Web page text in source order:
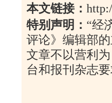
本文链接：
特别声明： “经
评论》编辑部
文章不以营利
台和报刊杂志